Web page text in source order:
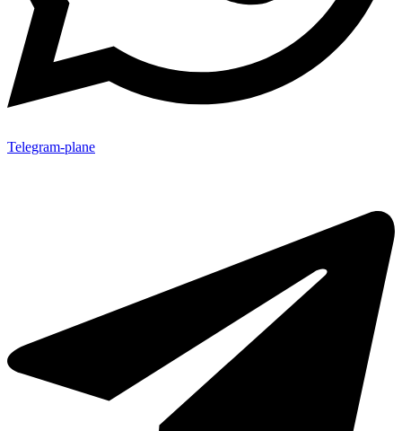
Telegram-plane